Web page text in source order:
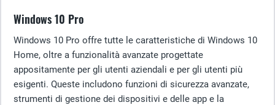
Windows 10 Pro
Windows 10 Pro offre tutte le caratteristiche di Windows 10
Home, oltre a funzionalità avanzate progettate
appositamente per gli utenti aziendali e per gli utenti più
esigenti. Queste includono funzioni di sicurezza avanzate,
strumenti di gestione dei dispositivi e delle app e la